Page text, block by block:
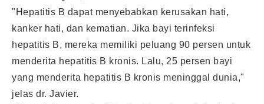
"Hepatitis B dapat menyebabkan kerusakan hati,
kanker hati, dan kematian. Jika bayi terinfeksi
hepatitis B, mereka memiliki peluang 90 persen untuk
menderita hepatitis B kronis. Lalu, 25 persen bayi
yang menderita hepatitis B kronis meninggal dunia,"
jelas dr. Javier.